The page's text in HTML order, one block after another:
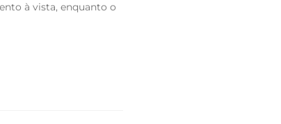
à vista, enquanto o